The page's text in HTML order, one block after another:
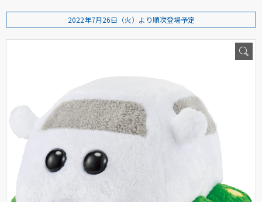
2022年7月26日（火）より順次登場予定